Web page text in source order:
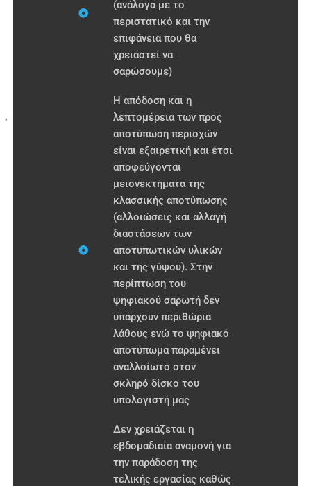
(ανάλογα με το
περιστατικό και την
επιφάνεια που θα
χρειαστεί να
σαρώσουμε)
Η απόδοση και η
λεπτομέρεια των προς
αποτύπωση περιοχών
είναι εξαιρετική και έτσι
αποφεύγονται
μειονεκτήματα της
κλασσικής αποτύπωσης
(αλλοιώσεις και αλλαγή
διαστάσεων των
αποτυπωτικών υλικών
και της γύψου). Στην
περίπτωση του
ψηφιακού σαρωτή δεν
υπάρχουν περιθώρια
λάθους ενώ το ψηφιακό
αποτύπωμα παραμένει
αναλλοίωτο στον
σκληρό δίσκο του
υπολογιστή μας
Δεν χρειάζεται η
εβδομαδιαία αναμονή για
την παράδοση της
τελικής εργασίας καθώς